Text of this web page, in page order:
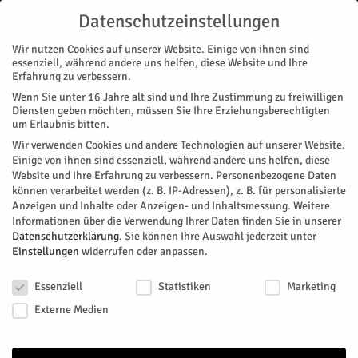
Start
« Alle Veranstaltungen
Diese Veranstaltung hat bereits stattgefunden.
Sessionstermine der GKG Fidele
Brüder Koslar
Facebook
Datenschutzeinstellungen
Wir nutzen Cookies auf unserer Website. Einige von ihnen sind
essenziell, während andere uns helfen, diese Website und Ihre
Erfahrung zu verbessern.
Wenn Sie unter 16 Jahre alt sind und Ihre Zustimmung zu freiwilligen
Diensten geben möchten, müssen Sie Ihre Erziehungsberechtigten
um Erlaubnis bitten.
Wir verwenden Cookies und andere Technologien auf unserer Website.
Einige von ihnen sind essenziell, während andere uns helfen, diese
Website und Ihre Erfahrung zu verbessern. Personenbezogene Daten
können verarbeitet werden (z. B. IP-Adressen), z. B. für personalisierte
Anzeigen und Inhalte oder Anzeigen- und Inhaltsmessung. Weitere
Informationen über die Verwendung Ihrer Daten finden Sie in unserer
Datenschutzerklärung. Sie können Ihre Auswahl jederzeit unter
Einstellungen widerrufen oder anpassen.
Essenziell
Statistiken
Marketing
Externe Medien